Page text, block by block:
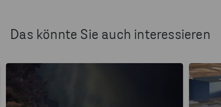
Das könnte Sie auch interessieren